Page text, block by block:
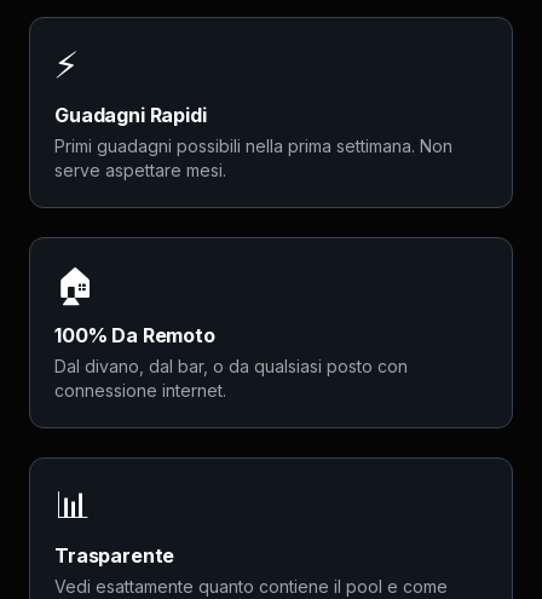
⚡
Guadagni Rapidi
Primi guadagni possibili nella prima settimana. Non
serve aspettare mesi.
🏠
100% Da Remoto
Dal divano, dal bar, o da qualsiasi posto con
connessione internet.
📊
Trasparente
Vedi esattamente quanto contiene il pool e come